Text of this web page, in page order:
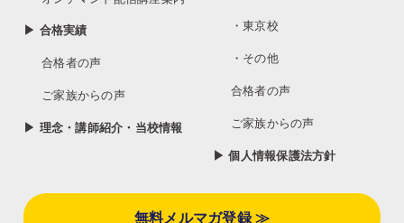
▶ 合格実績
合格者の声
ご家族からの声
▶ 理念・講師紹介・当校情報
・東京校
・その他
合格者の声
ご家族からの声
▶ 個人情報保護法方針
無料メルマガ登録 ≫